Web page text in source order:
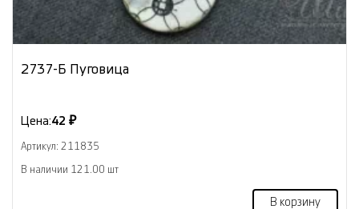
2737-Б Пуговица
Цена:42 ₽
Артикул: 211835
В наличии 121.00 шт
В корзину